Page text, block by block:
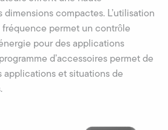
compactes. L’utilisation
fréquence permet un contrôle
pour des applications
d’accessoires permet de
applications et situations de